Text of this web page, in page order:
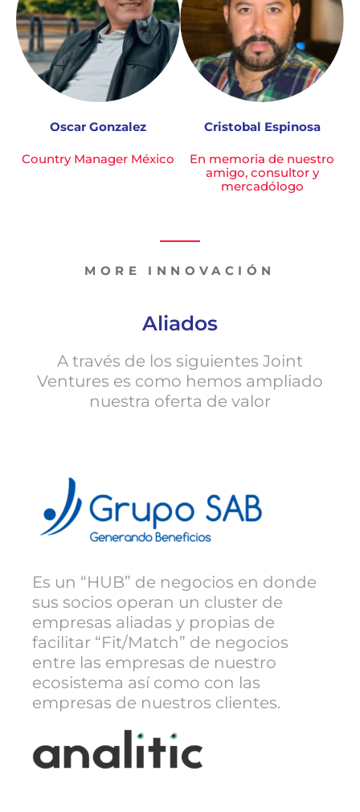
Oscar Gonzalez
Country Manager México
Cristobal Espinosa
En memoria de nuestro
amigo, consultor y
mercadólogo
MORE INNOVACIÓN
Aliados
A través de los siguientes Joint
Ventures es como hemos ampliado
nuestra oferta de valor
Es un “HUB” de negocios en donde
sus socios operan un cluster de
empresas aliadas y propias de
facilitar “Fit/Match” de negocios
entre las empresas de nuestro
ecosistema así como con las
empresas de nuestros clientes.